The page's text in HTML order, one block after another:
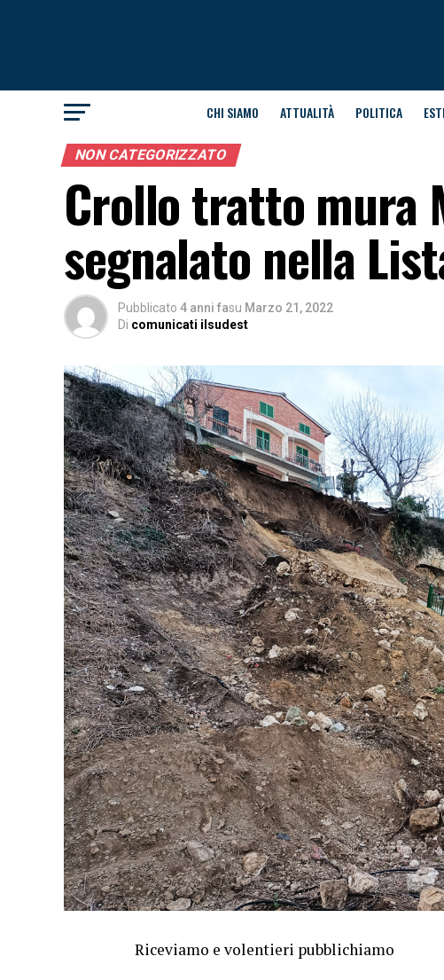
CHI SIAMO ATTUALITÀ POLITICA
NON CATEGORIZZATO
Crollo tratto mura
segnalato nella
Pubblicato 4 anni fasu Marzo 21, 2022
Di comunicati ilsudest
Riceviamo e volentieri pubblichiamo